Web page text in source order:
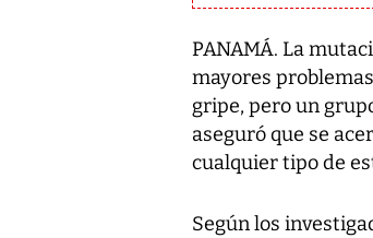
PANAMÁ. La
mayores
gripe, pero un
aseguró que se
cualquier tipo de
Según los